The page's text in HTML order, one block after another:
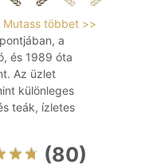
Mutass többet >>
a
és 1989 óta
Az üzlet
különleges
teák, ízletes
(80)